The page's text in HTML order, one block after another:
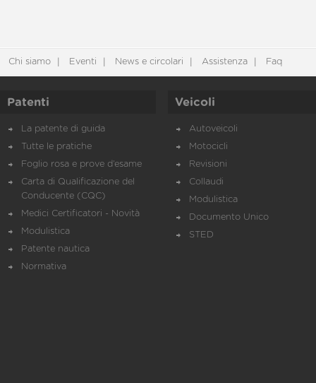
Chi siamo Eventi News e circolari Assistenza Faq
Patenti
La patente di guida
Tutte le pratiche
Foglio rosa e prove d’esame
Carta di Qualificazione del
Conducente (CQC)
Medici Certificatori - Novità
Modulistica
Patente nautica
Normativa
Veicoli
Autoveicoli
Motocicli
Revisioni
Collaudi
Modulistica
Documento Unico
STED